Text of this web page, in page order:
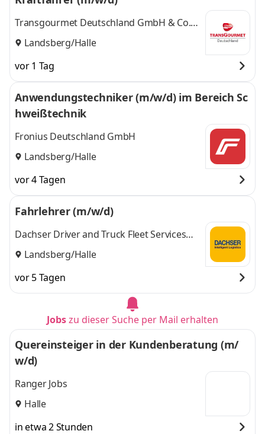
Transgourmet Deutschland GmbH & Co.
OHGLandsberg/Halle
vor 1 Tag
Anwendungstechniker (m/w/d) im Bereich Sc
hweißtechnik
Fronius Deutschland GmbH
Landsberg/Halle
vor 4 Tagen
Fahrlehrer (m/w/d)
Dachser Driver and Truck Fleet Services
GmbH
Landsberg/Halle
vor 5 Tagen
Jobszu dieser Suche per Mail erhalten
Quereinsteiger in der Kundenberatung (m/
w/d)
Ranger Jobs
Halle
in etwa 2 Stunden